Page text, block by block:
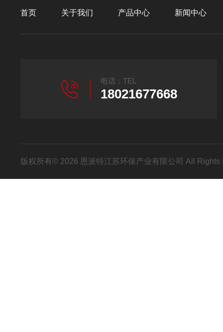
首页 关于我们 产品中心 新闻中心
电话：TEL
18021677668
版权所有© 2026 恩派特江苏环保产业有限公司 All